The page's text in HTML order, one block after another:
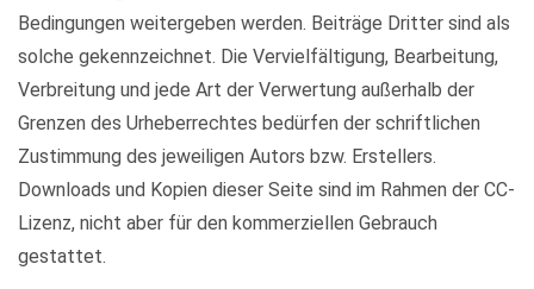
Bedingungen weitergeben werden. Beiträge Dritter sind als
solche gekennzeichnet. Die Vervielfältigung, Bearbeitung,
Verbreitung und jede Art der Verwertung außerhalb der
Grenzen des Urheberrechtes bedürfen der schriftlichen
Zustimmung des jeweiligen Autors bzw. Erstellers.
Downloads und Kopien dieser Seite sind im Rahmen der CC-
Lizenz, nicht aber für den kommerziellen Gebrauch
gestattet.